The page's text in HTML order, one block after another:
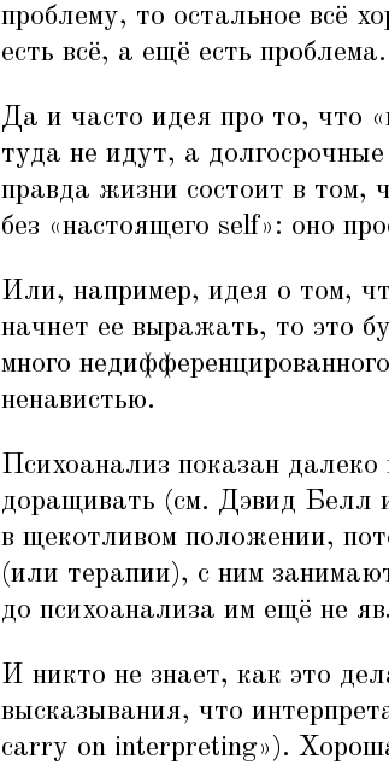
проблему, то остальное всё
есть всё, а ещё есть проблема.
Да и часто идея про то, что «
туда не идут, а
правда жизни состоит в том,
без «настоящего self»: оно
Или, например, идея о том,
начнет ее выражать, то это
много
ненавистью.
Психоанализ показан
доращивать (см. Дэвид Белл
в щекотливом положении,
(или терапии), с ним
до психоанализа им ещё не
И никто не знает, как это
высказывания, что
carry on interpreting»).